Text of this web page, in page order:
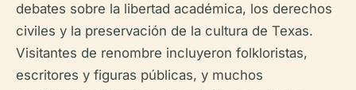
debates sobre la libertad académica, los derechos
civiles y la preservación de la cultura de Texas.
Visitantes de renombre incluyeron folkloristas,
escritores y figuras públicas, y muchos